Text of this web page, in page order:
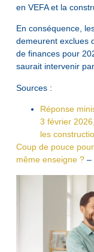
en VEFA et la
En conséquence,
demeurent exclues
de finances pour
saurait intervenir
Sources :
Réponse
3 février
les
Coup de pouce
même enseigne ?–